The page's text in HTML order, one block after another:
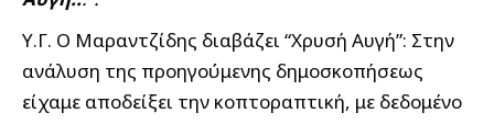
Υ.Γ. Ο Μαραντζίδης διαβάζει “Χρυσή Αυγή”: Στην
ανάλυση της προηγούμενης δημοσκοπήσεως
είχαμε αποδείξει την κοπτοραπτική, με δεδομένο